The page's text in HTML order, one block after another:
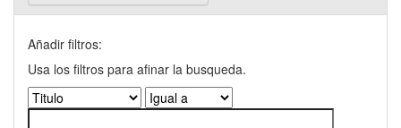
Añadir filtros:
Usa los filtros para afinar la busqueda.